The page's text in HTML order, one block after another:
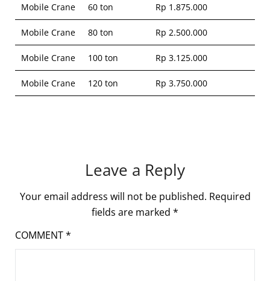
Mobile Crane 60 ton Rp 1.875.000
Mobile Crane 80 ton Rp 2.500.000
Mobile Crane 100 ton Rp 3.125.000
Mobile Crane 120 ton Rp 3.750.000
Leave a Reply
Your email address will not be published. Required
fields are marked *
COMMENT*